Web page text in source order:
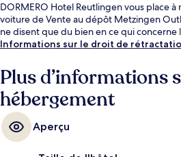
DORMERO Hotel Reutlingen vous place à
voiture de Vente au dépôt Metzingen
ne disent que du bien en ce qui
Informations sur le droit de
Plus d’informations
hébergement
Aperçu